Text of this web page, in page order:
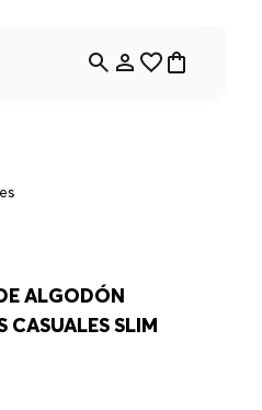
ALGODÓN
CASUALES SLIM